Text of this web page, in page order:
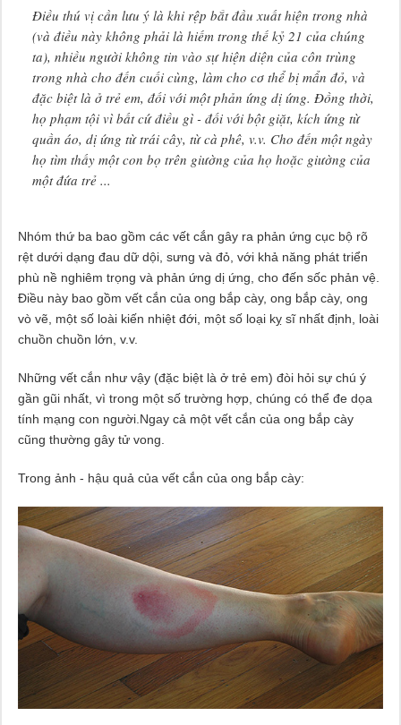
Điều thú vị cần lưu ý là khi rệp bắt đầu xuất hiện trong nhà
(và điều này không phải là hiếm trong thế kỷ 21 của chúng
ta), nhiều người không tin vào sự hiện diện của côn trùng
trong nhà cho đến cuối cùng, làm cho cơ thể bị mẩn đỏ, và
đặc biệt là ở trẻ em, đối với một phản ứng dị ứng. Đồng thời,
họ phạm tội vì bất cứ điều gì - đối với bột giặt, kích ứng từ
quần áo, dị ứng từ trái cây, từ cà phê, v.v. Cho đến một ngày
họ tìm thấy một con bọ trên giường của họ hoặc giường của
một đứa trẻ ...
Nhóm thứ ba bao gồm các vết cắn gây ra phản ứng cục bộ rõ
rệt dưới dạng đau dữ dội, sưng và đỏ, với khả năng phát triển
phù nề nghiêm trọng và phản ứng dị ứng, cho đến sốc phản vệ.
Điều này bao gồm vết cắn của ong bắp cày, ong bắp cày, ong
vò vẽ, một số loài kiến ​​nhiệt đới, một số loại kỵ sĩ nhất định, loài
chuồn chuồn lớn, v.v.
Những vết cắn như vậy (đặc biệt là ở trẻ em) đòi hỏi sự chú ý
gần gũi nhất, vì trong một số trường hợp, chúng có thể đe dọa
tính mạng con người.Ngay cả một vết cắn của ong bắp cày
cũng thường gây tử vong.
Trong ảnh - hậu quả của vết cắn của ong bắp cày: